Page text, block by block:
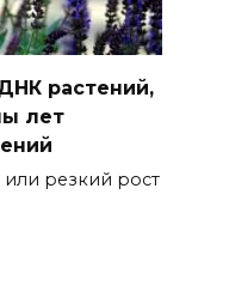
растений,
лет
резкий рост